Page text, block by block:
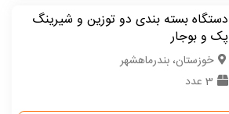
دستگاه بسته بندی دو توزین و شیرینگ
پک و بوجار
خوزستان، بندرماهشهر
3 عدد